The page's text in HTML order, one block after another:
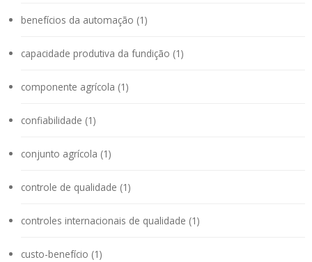
benefícios da automação (1)
capacidade produtiva da fundição (1)
componente agrícola (1)
confiabilidade (1)
conjunto agrícola (1)
controle de qualidade (1)
controles internacionais de qualidade (1)
custo-benefício (1)